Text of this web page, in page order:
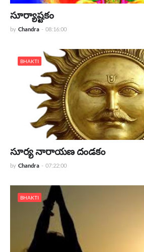
సూర్యాష్టకం
by Chandra - 08:16:00
BHAKTI
సూర్య నారాయణ దండకం
by Chandra - 07:22:00
BHAKTI